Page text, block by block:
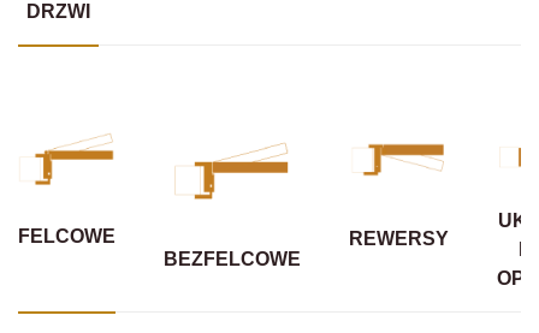
DRZWI
FELCOWE
BEZFELCOWE
REWERSY